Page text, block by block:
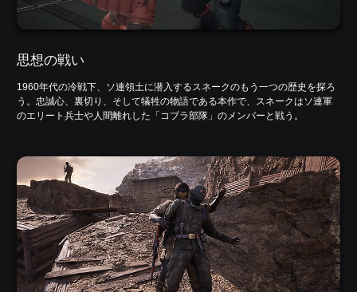
思想の戦い
1960年代の冷戦下、ソ連領土に潜入するスネークのもう一つの歴史を探ろ
う。忠誠心、裏切り、そして犠牲の物語である本作で、スネークはソ連軍
のエリート兵士や人間離れした「コブラ部隊」のメンバーと戦う。